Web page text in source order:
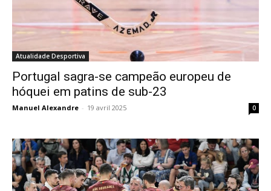
Atualidade Desportiva
Portugal sagra-se campeão europeu de
hóquei em patins de sub-23
Manuel Alexandre - 19 avril 2025 0